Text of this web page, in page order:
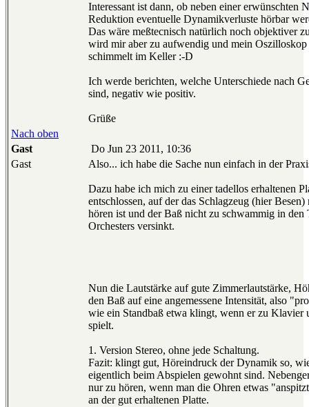
Interessant ist dann, ob neben einer erwünschten
Reduktion eventuelle Dynamikverluste hörbar
Das wäre meßtecnisch natürlich noch objektiver
wird mir aber zu aufwendig und mein
schimmelt im Keller :-D
Ich werde berichten, welche Unterschiede nach
sind, negativ wie positiv.
Grüße
Nach oben
Gast
Do Jun 23 2011, 10:36
Gast
Also... ich habe die Sache nun einfach in der
Dazu habe ich mich zu einer tadellos erhaltenen
entschlossen, auf der das Schlagzeug (hier
hören ist und der Baß nicht zu schwammig in den
Orchesters versinkt.
Nun die Lautstärke auf gute Zimmerlautstärke,
den Baß auf eine angemessene Intensität, also
wie ein Standbaß etwa klingt, wenn er zu Klavier
spielt.
1. Version Stereo, ohne jede Schaltung.
Fazit: klingt gut, Höreindruck der Dynamik so,
eigentlich beim Abspielen gewohnt sind.
nur zu hören, wenn man die Ohren etwas
an der gut erhaltenen Platte.